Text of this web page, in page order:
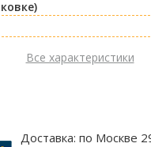
Все характеристики
Доставка: по Москве